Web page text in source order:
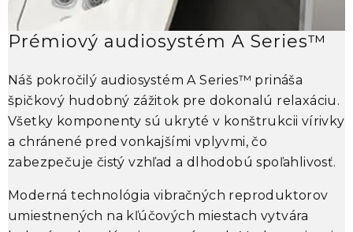
Prémiový audiosystém A Series™
Náš pokročilý audiosystém A Series™ prináša
špičkový hudobný zážitok pre dokonalú relaxáciu.
Všetky komponenty sú ukryté v konštrukcii vírivky
a chránené pred vonkajšími vplyvmi, čo
zabezpečuje čistý vzhľad a dlhodobú spoľahlivosť.
Moderná technológia vibračných reproduktorov
umiestnených na kľúčových miestach vytvára